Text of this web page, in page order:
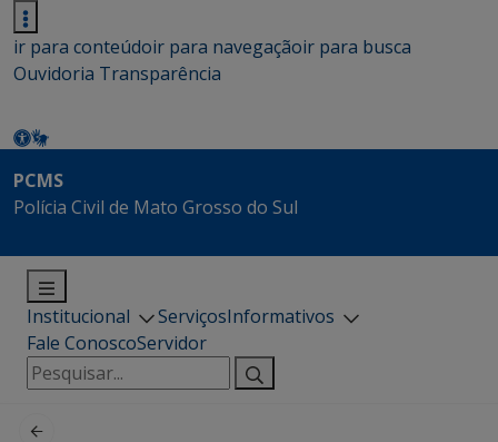
ir para conteúdoir para navegaçãoir para busca
Ouvidoria Transparência
PCMS
Polícia Civil de Mato Grosso do Sul
Institucional ServiçosInformativos
Fale ConoscoServidor
Pesquisar
por: